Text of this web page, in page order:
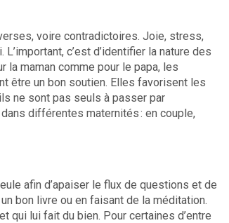
voire contradictoires. Joie, stress,
c’est d’identifier la nature des
la maman comme pour le papa, les
être un bon soutien. Elles favorisent les
ne sont pas seuls à passer par
différentes maternités : en couple,
afin d’apaiser le flux de questions et de
bon livre ou en faisant de la méditation.
qui lui fait du bien. Pour certaines d’entre